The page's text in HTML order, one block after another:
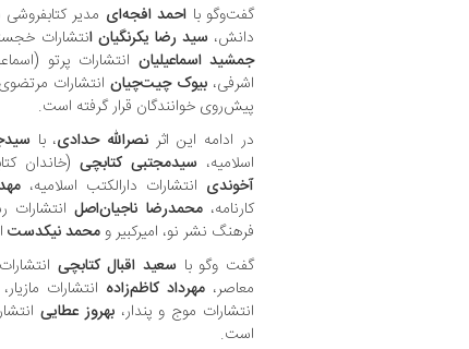
گفت‌وگو با احمد افجه‌ای مدیر
دانش، سید رضا یکرنگیان انتشارات
جمشید اسماعیلیان انتشارات پرتو
اشرفی، بیوک چیت‌چیان انتشارات
پیش‌روی خوانندگان قرار گرفته است.
در ادامه این اثر نصرالله حدادی، با
اسلامیه، سیدمجتبی کتابچی (خاندان
آخوندی انتشارات دارالکتب اسلامیه،
کارنامه،محمدرضا ناجیان‌اصل انتشارات
فرهنگ نشر نو، امیرکبیر ومحمد نیکدست
گفت وگو با سعید اقبال کتابچی
معاصر، مهرداد کاظم‌زاده انتشارات مازیار،
انتشارات موج و پندار،بهروز عطایی
است.